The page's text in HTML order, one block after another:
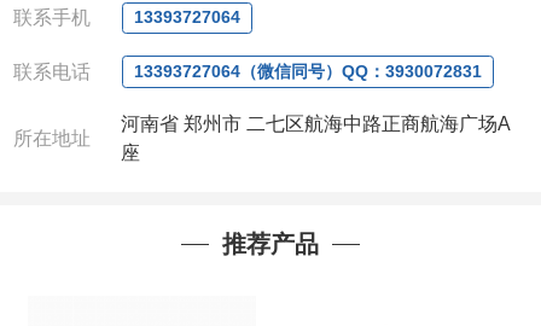
QQ:3930072831
:13393727064
联系人: 沈晓东(欢迎致电,或QQ、微信联系)
联系手机 13393727064
联系电话 13393727064（微信同号）QQ：3930072831
所在地址
河南省 郑州市 二七区航海中路正商航海广场A
座
推荐产品